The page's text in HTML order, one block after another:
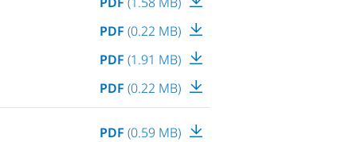
PDF (0.22 MB)
PDF (1.91 MB)
PDF (0.22 MB)
PDF (0.59 MB)